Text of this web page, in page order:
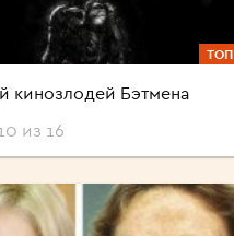
ТОП
кинозлодей Бэтмена
из 16